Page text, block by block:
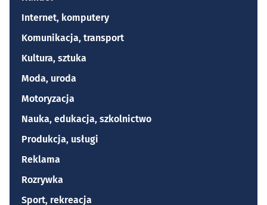
Internet, komputery
Komunikacja, transport
Kultura, sztuka
Moda, uroda
Motoryzacja
Nauka, edukacja, szkolnictwo
Produkcja, usługi
Reklama
Rozrywka
Sport, rekreacja